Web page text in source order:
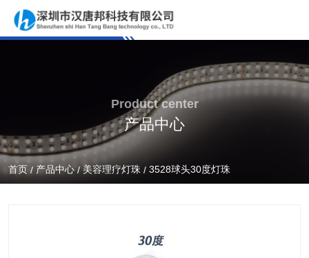
Product center
产品中心
首页 /产品中心 /美容理疗灯珠 / 3528球头30度灯珠